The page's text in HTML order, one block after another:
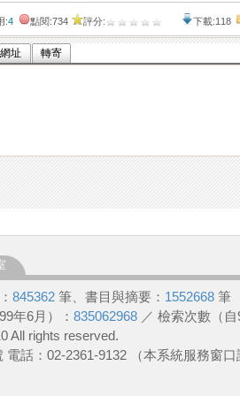
:4 點閱:734 評分: 下載:118
址 轉寄
845362 筆、書目與摘要： 1552668 筆
年6月）： 835062968 ／ 檢索次數（自
All rights reserved.
話：02-2361-9132 （本系統服務窗口